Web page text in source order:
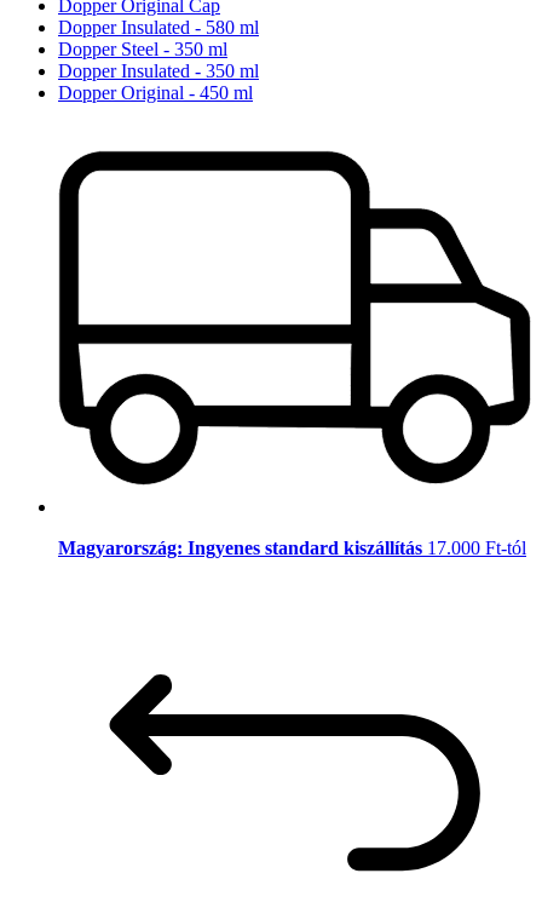
Dopper Original Cap
Dopper Insulated - 580 ml
Dopper Steel - 350 ml
Dopper Insulated - 350 ml
Dopper Original - 450 ml
Magyarország: Ingyenes standard kiszállítás 17.000 Ft-tól